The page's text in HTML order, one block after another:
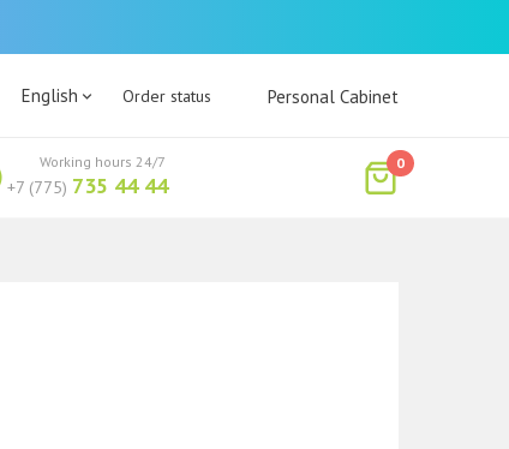
English Order status Personal Cabinet
+7 (775) 735 44 44
Working hours 24/7 0